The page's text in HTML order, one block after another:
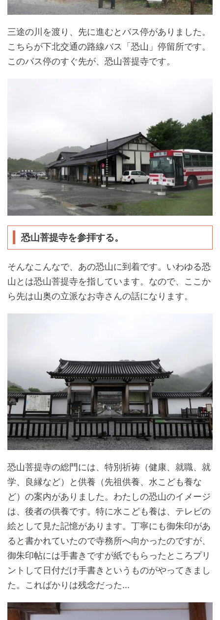
三途の川を渡り、先に進むとバス停がありました。
こちらが下北交通の路線バス「恐山」停留所です。
このバス停のすぐ先が、恐山菩提寺です。
恐山菩提寺を参拝する。
そんなこんなで、あの恐山に到着です。いわゆる恐
山とは恐山菩提寺を指しています。なので、ここか
ら先は山奥の立派なお寺さんの話になります。
恐山菩提寺の総門には、特別祈祷（健康、就職、就
学、良縁など）と供養（先祖供養、水こども養な
ど）の案内がありました。わたしの恐山のイメージ
は、後者の供養です。特に水こども養は、テレビの
絵として見た記憶があります。丁寧にも御朱印があ
ると書かれていたので寺務所へ向かったのですが、
御朱印帖には手書きですが紙でもらったところプリ
ントして日付だけ手書きというものがやってきまし
た。こればかりは残念だった...